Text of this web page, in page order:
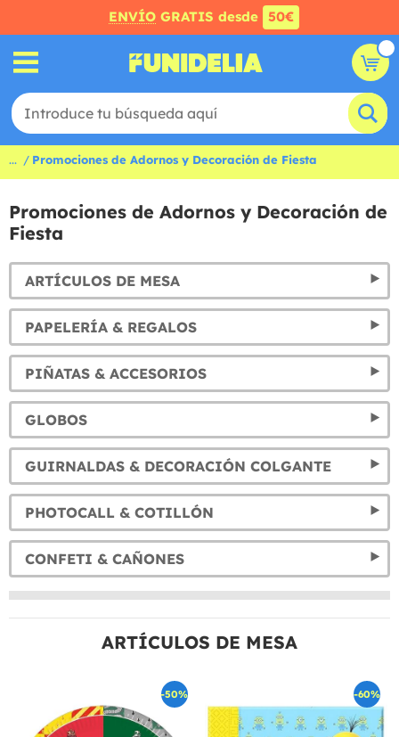
ENVÍO GRATIS desde 50€
... Promociones de Adornos y Decoración de Fiesta
Promociones de Adornos y Decoración de
Fiesta
ARTÍCULOS DE MESA
PAPELERÍA & REGALOS
PIÑATAS & ACCESORIOS
GLOBOS
GUIRNALDAS & DECORACIÓN COLGANTE
PHOTOCALL & COTILLÓN
CONFETI & CAÑONES
ARTÍCULOS DE MESA
-50% -60%